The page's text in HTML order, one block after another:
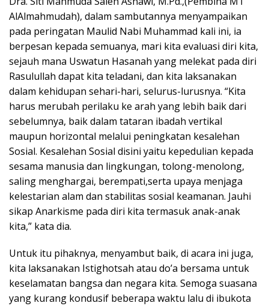
AlAlmahmudah), dalam sambutannya menyampaikan
pada peringatan Maulid Nabi Muhammad kali ini, ia
berpesan kepada semuanya, mari kita evaluasi diri kita,
sejauh mana Uswatun Hasanah yang melekat pada diri
Rasulullah dapat kita teladani, dan kita laksanakan
dalam kehidupan sehari-hari, selurus-lurusnya. “Kita
harus merubah perilaku ke arah yang lebih baik dari
sebelumnya, baik dalam tataran ibadah vertikal
maupun horizontal melalui peningkatan kesalehan
Sosial. Kesalehan Sosial disini yaitu kepedulian kepada
sesama manusia dan lingkungan, tolong-menolong,
saling menghargai, berempati,serta upaya menjaga
kelestarian alam dan stabilitas sosial keamanan. Jauhi
sikap Anarkisme pada diri kita termasuk anak-anak
kita,” kata dia.
Untuk itu pihaknya, menyambut baik, di acara ini juga,
kita laksanakan Istighotsah atau do’a bersama untuk
keselamatan bangsa dan negara kita. Semoga suasana
yang kurang kondusif beberapa waktu lalu di ibukota